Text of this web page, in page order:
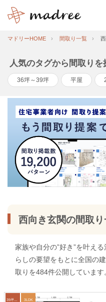
マドリーHOME 間取り一覧
人気のタグから間取りを
36坪～39坪 平屋
西向き玄関の間取
家族や自分の”好き”を叶え
らしの要望をもとに全国の
取りを484件公開しています
3LDK